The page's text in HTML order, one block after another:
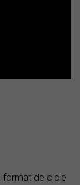
format de cicle